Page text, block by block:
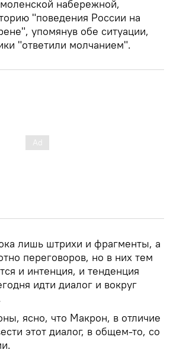
набережной,
"поведения России на
упомянув обе ситуации,
"ответили молчанием".
лишь штрихи и фрагменты, а
переговоров, но в них тем
и интенция, и тенденция
идти диалог и вокруг
ясно, что Макрон, в отличие
этот диалог, в общем-то, со